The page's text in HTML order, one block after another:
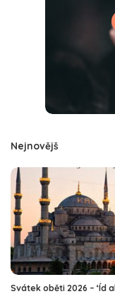
Nejnovějš
Svátek oběti 2026 – ‘Íd